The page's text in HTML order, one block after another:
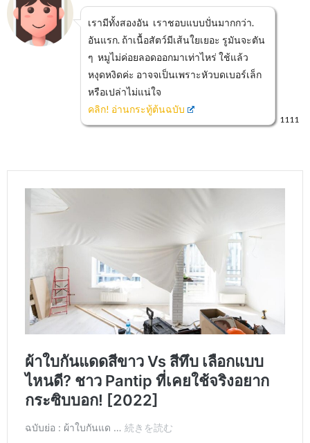
เรามีทั้งสองอัน เราชอบแบบปั่นมากกว่า.
อันแรก. ถ้าเนื้อสัตว์มีเส้นใยเยอะ รูมันจะตัน
ๆ หมูไม่ค่อยลอดออกมาเท่าไหร่ ใช้แล้ว
หงุดหงิดค่ะ อาจจเป็นเพราะหัวบดเบอร์เล็ก
หรือเปล่าไม่แน่ใจ
คลิก! อ่านกระทู้ต้นฉบับ
1111